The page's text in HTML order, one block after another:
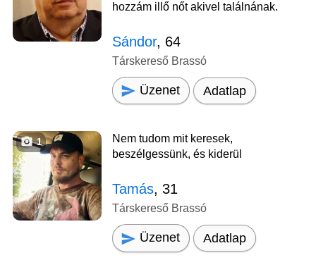
hozzám illő nőt akivel találnának.
Sándor, 64
Társkereső Brassó
Üzenet Adatlap
1
Nem tudom mit keresek,
beszélgessünk, és kiderül
Tamás, 31
Társkereső Brassó
Üzenet Adatlap